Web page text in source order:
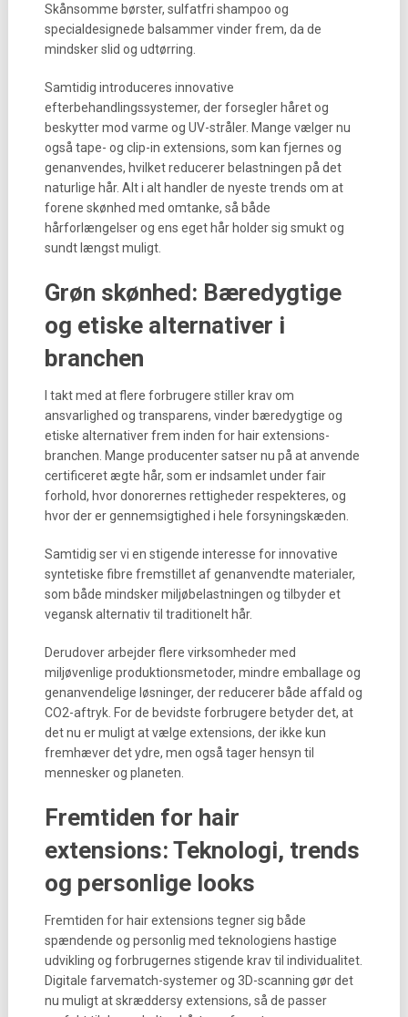
Skånsomme børster, sulfatfri shampoo og
specialdesignede balsammer vinder frem, da de
mindsker slid og udtørring.
Samtidig introduceres innovative
efterbehandlingssystemer, der forsegler håret og
beskytter mod varme og UV-stråler. Mange vælger nu
også tape- og clip-in extensions, som kan fjernes og
genanvendes, hvilket reducerer belastningen på det
naturlige hår. Alt i alt handler de nyeste trends om at
forene skønhed med omtanke, så både
hårforlængelser og ens eget hår holder sig smukt og
sundt længst muligt.
Grøn skønhed: Bæredygtige
og etiske alternativer i
branchen
I takt med at flere forbrugere stiller krav om
ansvarlighed og transparens, vinder bæredygtige og
etiske alternativer frem inden for hair extensions-
branchen. Mange producenter satser nu på at anvende
certificeret ægte hår, som er indsamlet under fair
forhold, hvor donorernes rettigheder respekteres, og
hvor der er gennemsigtighed i hele forsyningskæden.
Samtidig ser vi en stigende interesse for innovative
syntetiske fibre fremstillet af genanvendte materialer,
som både mindsker miljøbelastningen og tilbyder et
vegansk alternativ til traditionelt hår.
Derudover arbejder flere virksomheder med
miljøvenlige produktionsmetoder, mindre emballage og
genanvendelige løsninger, der reducerer både affald og
CO2-aftryk. For de bevidste forbrugere betyder det, at
det nu er muligt at vælge extensions, der ikke kun
fremhæver det ydre, men også tager hensyn til
mennesker og planeten.
Fremtiden for hair
extensions: Teknologi, trends
og personlige looks
Fremtiden for hair extensions tegner sig både
spændende og personlig med teknologiens hastige
udvikling og forbrugernes stigende krav til individualitet.
Digitale farvematch-systemer og 3D-scanning gør det
nu muligt at skræddersy extensions, så de passer